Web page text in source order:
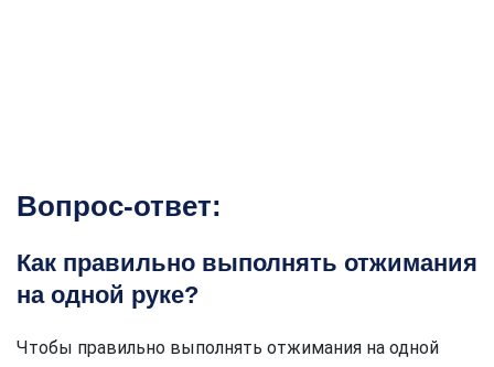
Вопрос-ответ:
Как правильно выполнять отжимания
на одной руке?
Чтобы правильно выполнять отжимания на одной